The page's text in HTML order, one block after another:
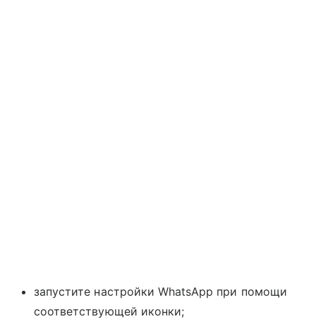
запустите настройки WhatsApp при помощи
соответствующей иконки;